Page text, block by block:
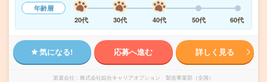
年齢層
20代
30代 40代 50代 60代
気になる! 応募へ進む 詳しく見る
派遣会社 株式会社綜合キャリアオプション 製造事業部（全国）